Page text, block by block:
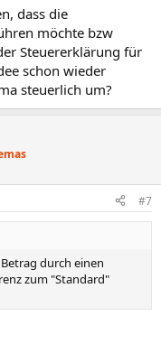
dass die
möchte bzw
Steuererklärung für
schon wieder
steuerlich um?
#7
durch einen
zum "Standard"